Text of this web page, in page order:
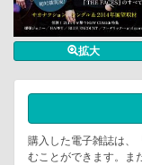
拡大
購入した電子雑誌は、
むことができます。ま